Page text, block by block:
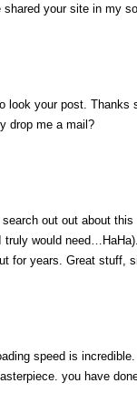
your site in my
look your post. Thanks
drop me a mail?
out out about
would
for years. Great stuff,
speed is
you have